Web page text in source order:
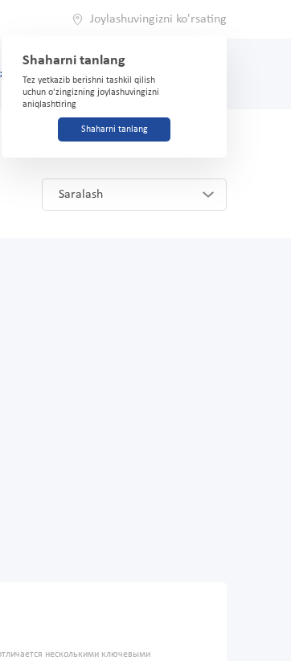
Joylashuvingizni ko'rsating
Shaharni tanlang
Tez yetkazib berishni tashkil qilish
uchun o'zingizning joylashuvingizni
aniqlashtiring
Shaharni tanlang
(71) 200-03-03
Saralash
несколькими ключевыми